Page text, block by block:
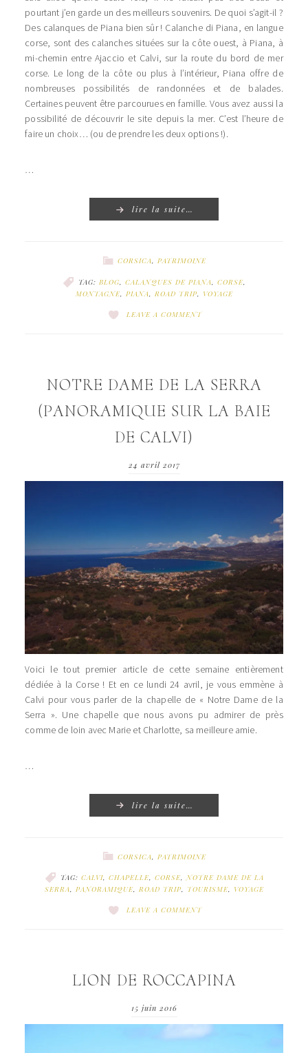
pourtant j’en garde un des meilleurs souvenirs. De quoi s’agit-il ?
Des calanques de Piana bien sûr ! Calanche di Piana, en langue
corse, sont des calanches situées sur la côte ouest, à Piana, à
mi-chemin entre Ajaccio et Calvi, sur la route du bord de mer
corse. Le long de la côte ou plus à l’intérieur, Piana offre de
nombreuses possibilités de randonnées et de balades.
Certaines peuvent être parcourues en famille. Vous avez aussi la
possibilité de découvrir le site depuis la mer. C’est l’heure de
faire un choix… (ou de prendre les deux options !).
…
lire la suite…
CORSICA, PATRIMOINE
TAG: BLOG, CALANQUES DE PIANA, CORSE,
MONTAGNE, PIANA, ROAD TRIP, VOYAGE
LEAVE A COMMENT
NOTRE DAME DE LA SERRA
(PANORAMIQUE SUR LA BAIE
DE CALVI)
24 avril 2017
Voici le tout premier article de cette semaine entièrement
dédiée à la Corse ! Et en ce lundi 24 avril, je vous emmène à
Calvi pour vous parler de la chapelle de « Notre Dame de la
Serra ». Une chapelle que nous avons pu admirer de près
comme de loin avec Marie et Charlotte, sa meilleure amie.
…
lire la suite…
CORSICA PATRIMOINE
TAG: CALVI, CHAPELLE, CORSE,NOTRE DAME DE LA
SERRA, PANORAMIQUE, ROAD TRIP, TOURISME, VOYAGE
LEAVE A COMMENT
LION DE ROCCAPINA
15 juin 2016